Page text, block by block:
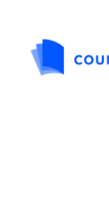
contenu